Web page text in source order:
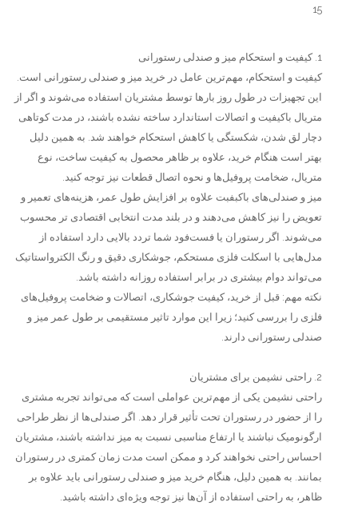
15
1. کیفیت و استحکام میز و صندلی رستورانی
کیفیت و استحکام، مهم‌ترین عامل در خرید میز و صندلی رستورانی است.
این تجهیزات در طول روز بارها توسط مشتریان استفاده می‌شوند و اگر از
متریال باکیفیت و اتصالات استاندارد ساخته نشده باشند، در مدت کوتاهی
دچار لق شدن، شکستگی یا کاهش استحکام خواهند شد. به همین دلیل
بهتر است هنگام خرید، علاوه بر ظاهر محصول به کیفیت ساخت، نوع
متریال، ضخامت پروفیل‌ها و نحوه اتصال قطعات نیز توجه کنید.
میز و صندلی‌های باکبفبت علاوه بر افزایش طول عمر، هزینه‌های تعمیر و
تعویض را نیز کاهش می‌دهند و در بلند مدت انتخابی اقتصادی تر محسوب
می‌شوند. اگر رستوران یا فست‌فود شما تردد بالایی دارد استفاده از
مدل‌هایی با اسکلت فلزی مستحکم، جوشکاری دقیق و رنگ الکترواستاتیک
می‌تواند دوام بیشتری در برابر استفاده روزانه داشته باشد.
نکته مهم: قبل از خرید، کیفیت جوشکاری، اتصالات و ضخامت پروفیل‌های
فلزی را بررسی کنید؛ زیرا این موارد تاثیر مستقیمی بر طول عمر میز و
صندلی رستورانی دارند.
2. راحتی نشیمن برای مشتریان
راحتی نشیمن یکی از مهم‌ترین عواملی است که می‌تواند تجربه مشتری
را از حضور در رستوران تحت تأثیر قرار دهد. اگر صندلی‌ها از نظر طراحی
ارگونومیک نباشند یا ارتفاع مناسبی نسبت به میز نداشته باشند، مشتریان
احساس راحتی نخواهند کرد و ممکن است مدت زمان کمتری در رستوران
بمانند. به همین دلیل، هنگام خرید میز و صندلی رستورانی باید علاوه بر
ظاهر، به راحتی استفاده از آن‌ها نیز توجه ویژه‌ای داشته باشید.